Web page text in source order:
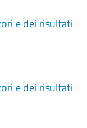
e dei risultati
e dei risultati